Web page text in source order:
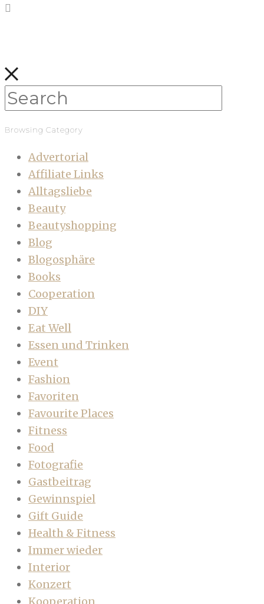
Browsing Category
Advertorial
Affiliate Links
Alltagsliebe
Beauty
Beautyshopping
Blog
Blogosphäre
Books
Cooperation
DIY
Eat Well
Essen und Trinken
Event
Fashion
Favoriten
Favourite Places
Fitness
Food
Fotografie
Gastbeitrag
Gewinnspiel
Gift Guide
Health & Fitness
Immer wieder
Interior
Konzert
Kooperation